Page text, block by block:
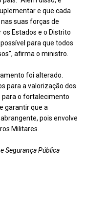
e que cada
suas forças de
Estados e o Distrito
para que todos
afirma o ministro.
foi alterado.
para a valorização dos
para o fortalecimento
garantir que a
pois envolve
Militares.
Segurança Pública